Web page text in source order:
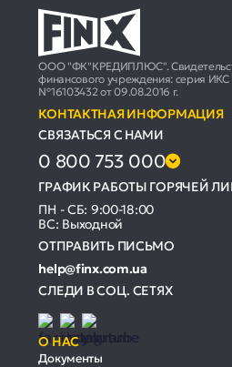
ООО "ФК"КРЕДИПЛЮС".
финансового учреждения: серия
№16103432 от 09.08.2016 г.
КОНТАКТНАЯ ИНФОРМАЦИЯ
СВЯЗАТЬСЯ С НАМИ
0 800 753 000
ГРАФИК РАБОТЫ ГОРЯЧЕЙ
ПН - СБ: 9:00-18:00
ВС: Выходной
ОТПРАВИТЬ ПИСЬМО
help@finx.com.ua
СЛЕДИ В СОЦ. СЕТЯХ
О НАС
Документы